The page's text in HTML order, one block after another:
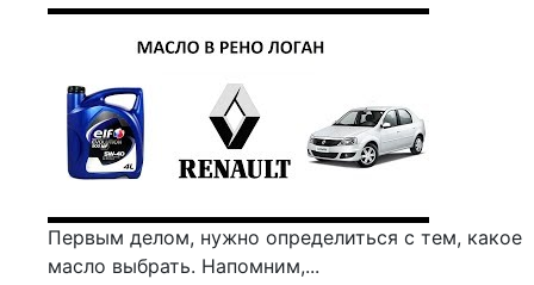
Первым делом, нужно определиться с тем, какое
масло выбрать. Напомним,...